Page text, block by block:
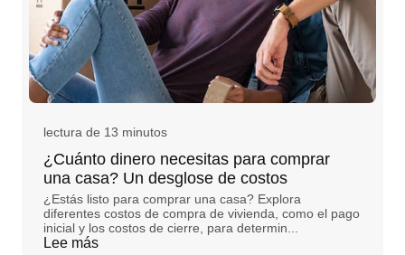
lectura de 13 minutos
¿Cuánto dinero necesitas para comprar
una casa? Un desglose de costos
¿Estás listo para comprar una casa? Explora
diferentes costos de compra de vivienda, como el pago
inicial y los costos de cierre, para determin...
Lee más